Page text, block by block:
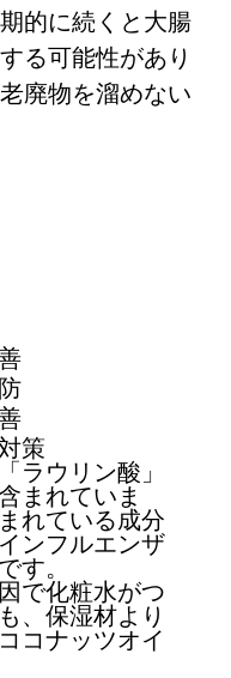
的に続くと大腸
る可能性があり
廃物を溜めない
策
ラウリン酸」
まれていま
れている成分
ンフルエンザ
す。
で化粧水がつ
、保湿材より
コナッツオイ